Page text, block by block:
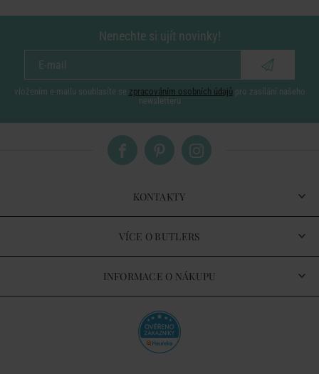
Nenechte si ujít novinky!
vložením e-mailu souhlasíte se zpracováním osobních údajů pro zasílání našeho
newsletteru
KONTAKTY
VÍCE O BUTLERS
INFORMACE O NÁKUPU